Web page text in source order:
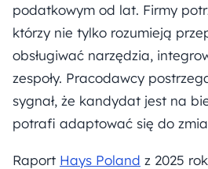
podatkowym od lat. Firmy
którzy nie tylko rozumieją
obsługiwać narzędzia,
zespoły. Pracodawcy
sygnał, że kandydat jest na
potrafi adaptować się do
Raport Hays Poland z 2025